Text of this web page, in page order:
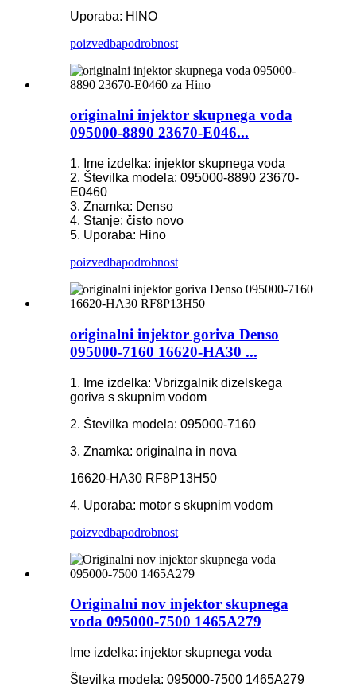
Uporaba: HINO
poizvedbapodrobnost
originalni injektor skupnega voda
095000-8890 23670-E046...
1. Ime izdelka: injektor skupnega voda
2. Številka modela: 095000-8890 23670-
E0460
3. Znamka: Denso
4. Stanje: čisto novo
5. Uporaba: Hino
poizvedbapodrobnost
originalni injektor goriva Denso
095000-7160 16620-HA30 ...
1. Ime izdelka: Vbrizgalnik dizelskega
goriva s skupnim vodom
2. Številka modela: 095000-7160
3. Znamka: originalna in nova
16620-HA30 RF8P13H50
4. Uporaba: motor s skupnim vodom
poizvedbapodrobnost
Originalni nov injektor skupnega
voda 095000-7500 1465A279
Ime izdelka: injektor skupnega voda
Številka modela: 095000-7500 1465A279